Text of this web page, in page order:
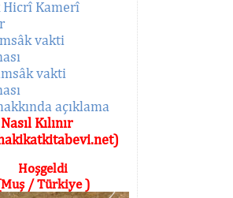
Hicrî Kamerî
vakti
vakti
açıklama
Kılınır
Hoşgeldi
/ Türkiye )